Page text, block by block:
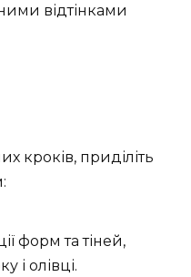
відтінками
кроків, приділіть
форм та тіней,
і олівці.